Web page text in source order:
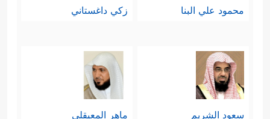
محمود علي البنا زكي داغستاني
سعود الشريم ماهر المعيقلي